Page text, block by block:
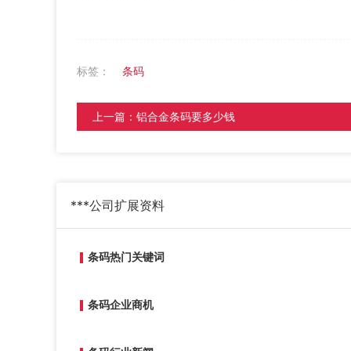
标签： 条码
上一篇： 铝合金条码要多少钱
***公司扩展资料
条码热门关键词
条码企业商机